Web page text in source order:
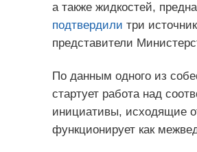
а также жидкостей,
подтвердили три
представители
По данным одного из
стартует работа над
инициативы, исходящие
функционирует как